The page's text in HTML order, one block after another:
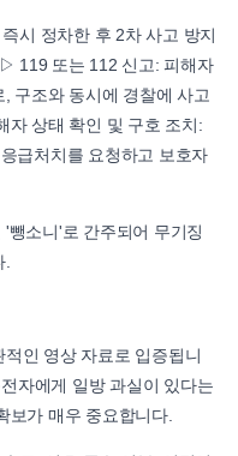
시 정차한 후 2차 사고 방지
119 또는 112 신고: 피해자
구조와 동시에 경찰에 사고
상태 확인 및 구호 조치:
급처치를 요청하고 보호자
뺑소니'로 간주되어 무기징
인 영상 자료로 입증됩니
자에게 일방 과실이 있다는
보가 매우 중요합니다.